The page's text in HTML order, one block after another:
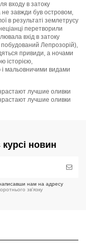
входу в затоку
не завжди був островом,
в результаті землетрусу
перетворили
вхід в затоку
побудований Лепрозорій),
привиди, а ночами
історією,
і мальовничими видами
новин
нам на адресу
зв'язку